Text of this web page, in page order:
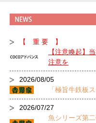
【 重 要 】
【注意喚起】
注意を
2026/08/05
「極旨牛鉄板
2026/07/27
魚シリーズ第